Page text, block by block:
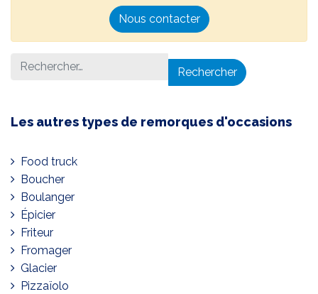
Les autres types de remorques d'occasions
Food truck
Boucher
Boulanger
Épicier
Friteur
Fromager
Glacier
Pizzaïolo
Nous contacter
Rechercher :